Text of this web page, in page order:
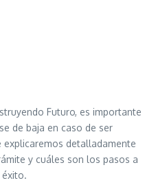
Futuro, es importante
de baja en caso de ser
detalladamente
y cuáles son los pasos a